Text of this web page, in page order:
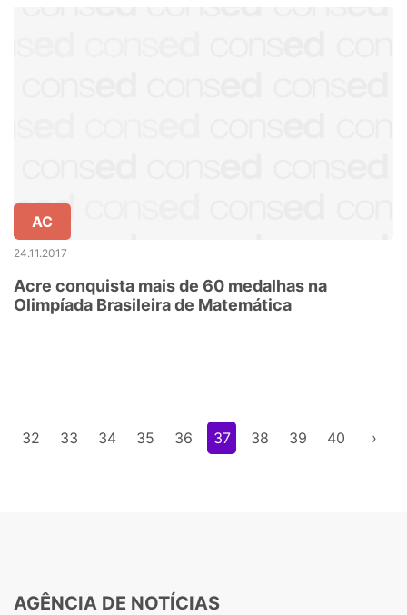
AC
24.11.2017
Acre conquista mais de 60 medalhas na
Olimpíada Brasileira de Matemática
32 33 34 35 36 37 38 39 40 ›
AGÊNCIA DE NOTÍCIAS